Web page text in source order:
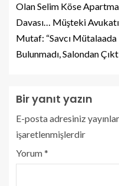
Olan Selim Köse
Davası… Müşteki Avukatı
Mutaf: “Savcı Mütalaada
Bulunmadı, Salondan
Bir yanıt yazın
E-posta adresiniz
işaretlenmişlerdir
Yorum*